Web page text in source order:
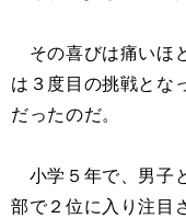
その喜びは痛いほ
は３度目の挑戦とな
だったのだ。
小学５年で、男子
部で２位に入り注目